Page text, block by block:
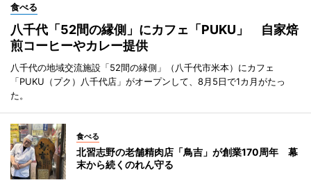
食べる
八千代「52間の縁側」にカフェ「PUKU」 自家焙
煎コーヒーやカレー提供
八千代の地域交流施設「52間の縁側」（八千代市米本）にカフェ
「PUKU（プク）八千代店」がオープンして、8月5日で1カ月がたっ
た。
食べる
北習志野の老舗精肉店「鳥吉」が創業170周年 幕
末から続くのれん守る